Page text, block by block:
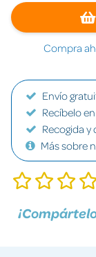
Compra
Envío
Recíbelo
Recogida
Más sobre